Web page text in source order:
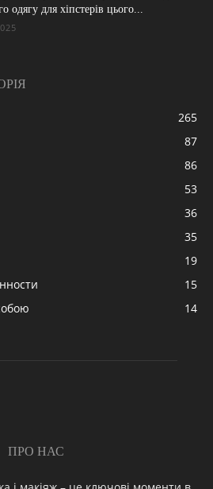
одягу для хіпстерів цього...
265
87
86
53
36
35
19
15
14
ПРО НАС